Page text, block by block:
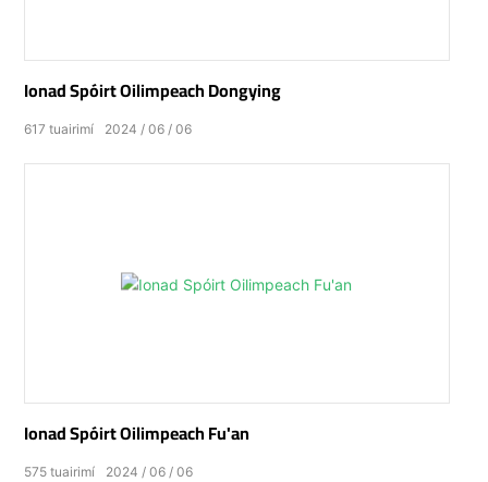
Ionad Spóirt Oilimpeach Dongying
2024 06 06
617 tuairimí
Ionad Spóirt Oilimpeach Fu'an
2024 06 06
575 tuairimí